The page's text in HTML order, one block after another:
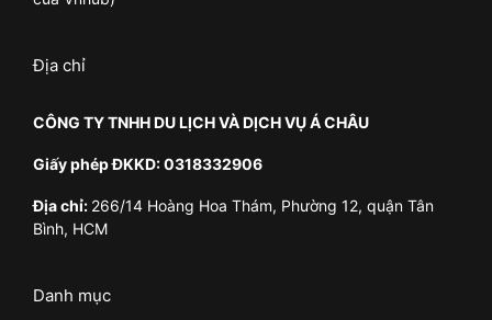
Địa chỉ
CÔNG TY TNHH DU LỊCH VÀ DỊCH VỤ Á CHÂU
Giấy phép ĐKKD: 0318332906
Địa chỉ: 266/14 Hoàng Hoa Thám, Phường 12, quận Tân
Bình, HCM
Danh mục